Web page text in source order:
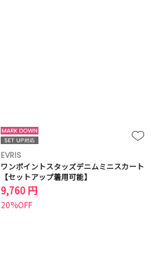
EVRIS
ワンポイントスタッズデニムミニスカート
【セットアップ着用可能】
9,760 円
20%OFF